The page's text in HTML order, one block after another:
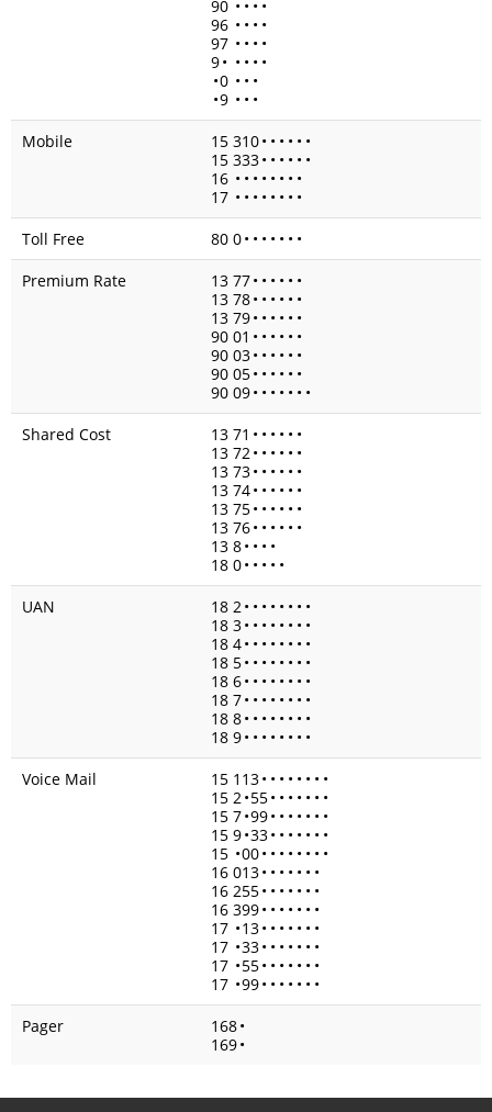
90 • • • •
96 • • • •
97 • • • •
9• • • • •
•0 • • •
•9 • • •
Mobile
15 310• • • • • •
15 333• • • • • •
16 • • • • • • • •
17 • • • • • • • •
Toll Free
80 0• • • • • • •
Premium Rate
13 77• • • • • •
13 78• • • • • •
13 79• • • • • •
90 01 • • • • • •
90 03• • • • • •
90 05• • • • • •
90 09• • • • • • •
Shared Cost
13 71 • • • • • •
13 72• • • • • •
13 73• • • • • •
13 74• • • • • •
13 75• • • • • •
13 76• • • • • •
13 8• • • •
18 0• • • • •
UAN
18 2• • • • • • • •
18 3• • • • • • • •
18 4• • • • • • • •
18 5• • • • • • • •
18 6• • • • • • • •
18 7• • • • • • • •
18 8• • • • • • • •
18 9• • • • • • • •
Voice Mail
15 113• • • • • • • •
15 2•55• • • • • • •
15 7•99• • • • • • •
15 9•33• • • • • • •
15 •00• • • • • • • •
16 013• • • • • • •
16 255• • • • • • •
16 399• • • • • • •
17 •13• • • • • • •
17 •33• • • • • • •
17 •55• • • • • • •
17 •99• • • • • • •
Pager
168•
169•